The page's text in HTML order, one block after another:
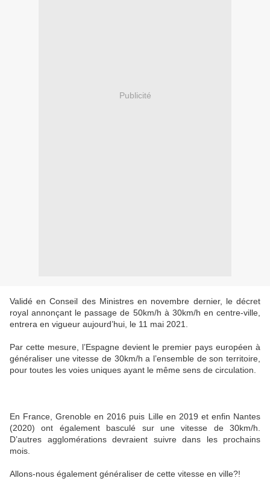
Publicité
Validé en Conseil des Ministres en novembre dernier, le décret
royal annonçant le passage de 50km/h à 30km/h en centre-ville,
entrera en vigueur aujourd’hui, le 11 mai 2021.
Par cette mesure, l’Espagne devient le premier pays européen à
généraliser une vitesse de 30km/h a l’ensemble de son territoire,
pour toutes les voies uniques ayant le même sens de circulation.
En France, Grenoble en 2016 puis Lille en 2019 et enfin Nantes
(2020) ont également basculé sur une vitesse de 30km/h.
D’autres agglomérations devraient suivre dans les prochains
mois.
Allons-nous également généraliser de cette vitesse en ville?!